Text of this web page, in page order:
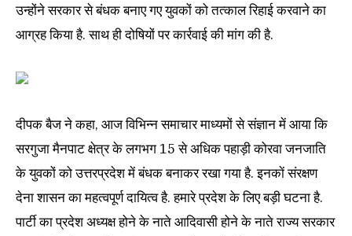
उन्होंने सरकार से बंधक बनाए गए युवकों को तत्काल रिहाई करवाने का
आग्रह किया है. साथ ही दोषियों पर कार्रवाई की मांग की है.
दीपक बैज ने कहा, आज विभिन्न समाचार माध्यमों से संज्ञान में आया कि
सरगुजा मैनपाट क्षेत्र के लगभग 15 से अधिक पहाड़ी कोरवा जनजाति
के युवकों को उत्तरप्रदेश में बंधक बनाकर रखा गया है. इनकाें संरक्षण
देना शासन का महत्वपूर्ण दायित्व है. हमारे प्रदेश के लिए बड़ी घटना है.
पार्टी का प्रदेश अध्यक्ष होने के नाते आदिवासी होने के नाते राज्य सरकार